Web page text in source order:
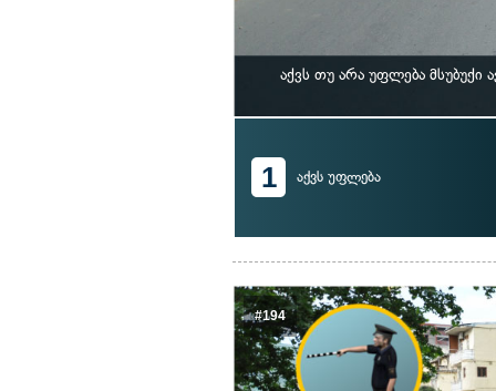
აქვს თუ არა უფლება
1 აქვს უფლება
#194